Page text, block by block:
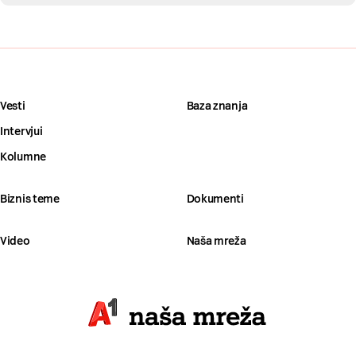
Vesti
Intervjui
Kolumne
Baza znanja
Biznis teme Dokumenti
Video Naša mreža